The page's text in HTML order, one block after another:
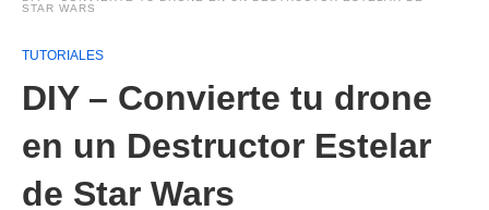
STAR WARS
TUTORIALES
DIY – Convierte tu drone
en un Destructor Estelar
de Star Wars